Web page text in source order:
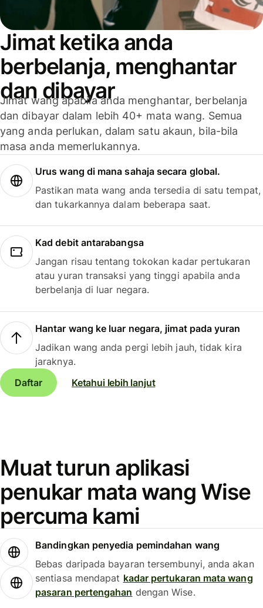
Jimat ketika anda
berbelanja, menghantar
dan dibayar
Jimat wang apabila anda menghantar, berbelanja
dan dibayar dalam lebih 40+ mata wang. Semua
yang anda perlukan, dalam satu akaun, bila-bila
masa anda memerlukannya.
Urus wang di mana sahaja secara global.
Pastikan mata wang anda tersedia di satu tempat,
dan tukarkannya dalam beberapa saat.
Kad debit antarabangsa
Jangan risau tentang tokokan kadar pertukaran
atau yuran transaksi yang tinggi apabila anda
berbelanja di luar negara.
Hantar wang ke luar negara, jimat pada yuran
Jadikan wang anda pergi lebih jauh, tidak kira
jaraknya.
Daftar
Ketahui lebih lanjut
Muat turun aplikasi
penukar mata wang Wise
percuma kami
Bandingkan penyedia pemindahan wang
Bebas daripada bayaran tersembunyi, anda akan
sentiasa mendapat kadar pertukaran mata wang
pasaran pertengahan dengan Wise.